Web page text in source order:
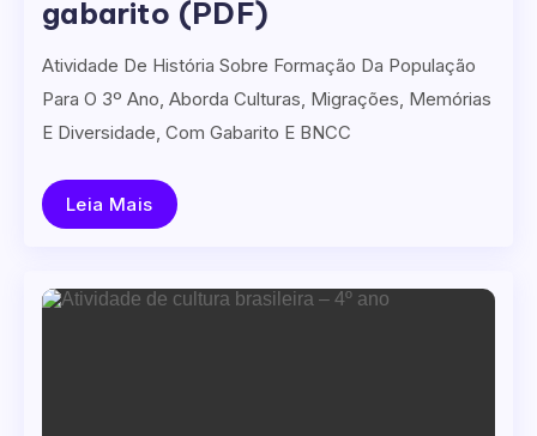
gabarito (PDF)
Atividade De História Sobre Formação Da População
Para O 3º Ano, Aborda Culturas, Migrações, Memórias
E Diversidade, Com Gabarito E BNCC
Leia Mais